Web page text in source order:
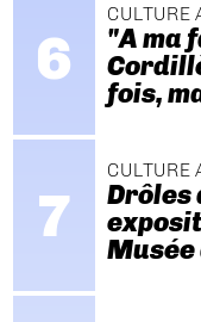
CULTURE
"A ma
fois,
CULTURE
Drôles